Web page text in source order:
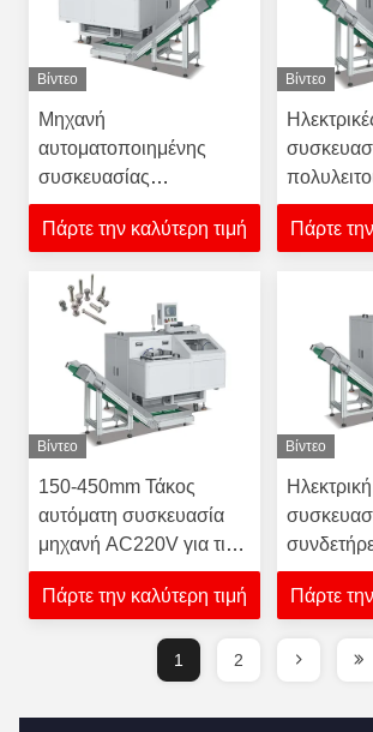
Βίντεο
Μηχανή
αυτοματοποιημένης
συσκευασίας
στερεωτικών με
τεχνολογία ταινίας PE
Πάρτε την καλύτερη τιμή
Βίντεο
σωλήνων
Πάρτε
Βίντεο
150-450mm Τάκος
αυτόματη συσκευασία
μηχανή AC220V για τις
πόρτες αποσκευών
Πάρτε την καλύτερη τιμή
Βίντεο
Πάρτε
1 2